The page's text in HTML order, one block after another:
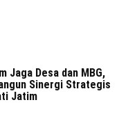
Jaga Desa dan MBG,
Sinergi Strategis
Jatim